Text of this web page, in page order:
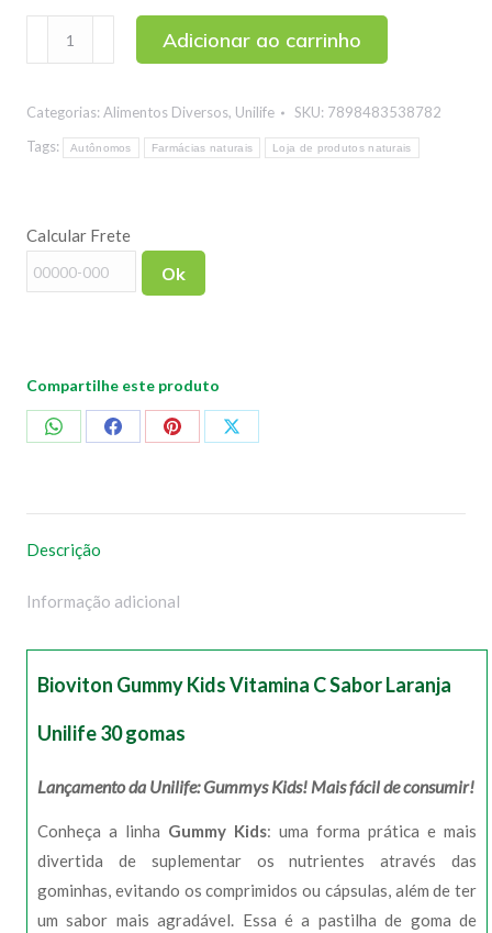
Gummy
Vitamina
C
Unilife
30
gomas
Adicionar ao carrinho
Categorias: Alimentos Diversos, Unilife SKU: 7898483538782
Tags:
Autônomos Farmácias naturais Loja de produtos naturais
Calcular Frete
Ok
Compartilhe este produto
CompartilharCompartilharCompartilharCompartilhar
Descrição
Informação adicional
Bioviton Gummy Kids Vitamina C Sabor Laranja
Unilife 30 gomas
Lançamento da Unilife: Gummys Kids! Mais fácil de consumir!
Conheça a linha Gummy Kids: uma forma prática e mais
divertida de suplementar os nutrientes através das
gominhas, evitando os comprimidos ou cápsulas, além de ter
um sabor mais agradável. Essa é a pastilha de goma de